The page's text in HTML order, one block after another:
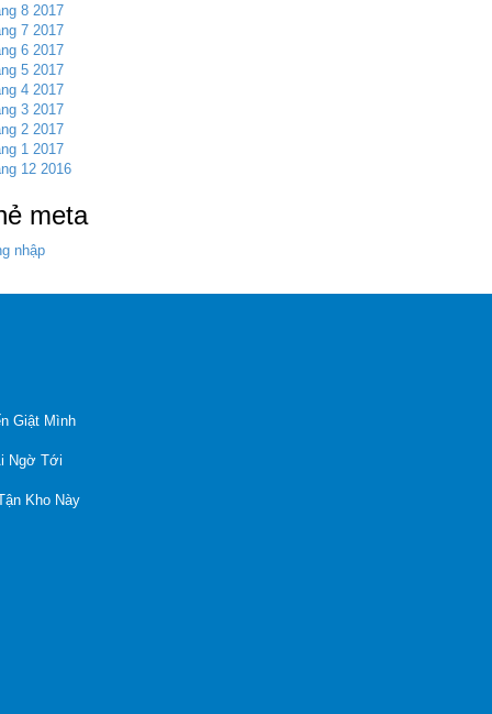
8 2017
7 2017
6 2017
5 2017
4 2017
3 2017
2 2017
1 2017
12 2016
meta
nhập
Giật Mình
Ngờ Tới
Kho Này